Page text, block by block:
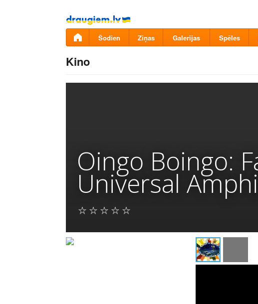
Pāriet
uz
saturu
Šodien Ziņas Galerijas Spēles
Kino
Oingo Boingo:
Universal